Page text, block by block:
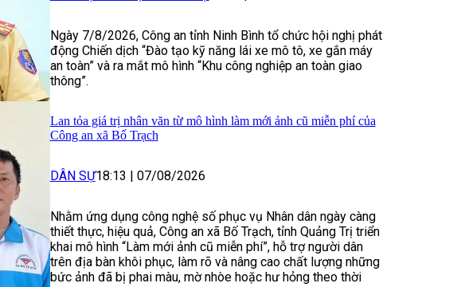
Ngày 7/8/2026, Công an tỉnh Ninh Bình tổ chức hội nghị phát
động Chiến dịch “Đào tạo kỹ năng lái xe mô tô, xe gắn máy
an toàn” và ra mắt mô hình “Khu công nghiệp an toàn giao
thông”.
Lan tỏa giá trị nhân văn từ mô hình làm mới ảnh cũ miễn phí của
Công an xã Bố Trạch
DÂN SỰ18:13 07/08/2026
Nhằm ứng dụng công nghệ số phục vụ Nhân dân ngày càng
thiết thực, hiệu quả, Công an xã Bố Trạch, tỉnh Quảng Trị triển
khai mô hình “Làm mới ảnh cũ miễn phí”, hỗ trợ người dân
trên địa bàn khôi phục, làm rõ và nâng cao chất lượng những
bức ảnh đã bị phai màu, mờ nhòe hoặc hư hỏng theo thời